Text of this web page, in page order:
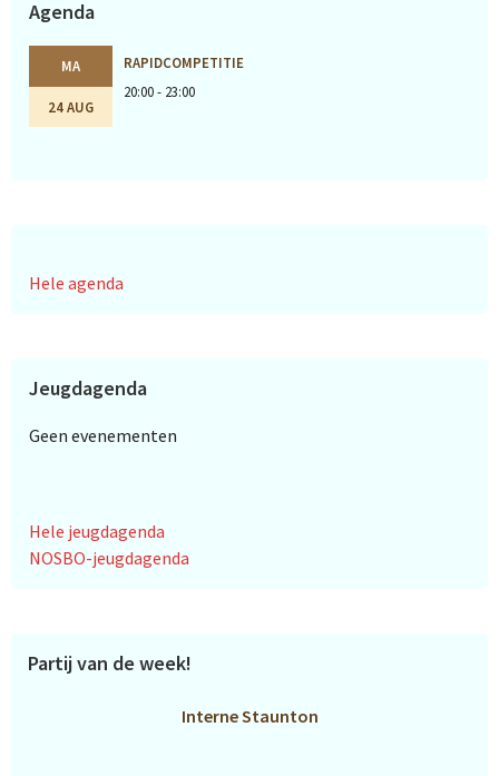
Agenda
MA
24 AUG
RAPIDCOMPETITIE
20:00 - 23:00
Hele agenda
Jeugdagenda
Geen evenementen
Hele jeugdagenda
NOSBO-jeugdagenda
Partij van de week!
Interne Staunton